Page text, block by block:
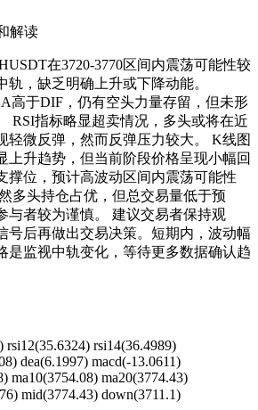
解读
在3720-3770区间内震荡可能性较
轨，缺乏明确上升或下降动能。
高于DIF，仍有空头力量存留，但未形
RSI指标略显超卖情况，多头或将在近
轻微反弹，然而反弹压力较大。 K线图
上升趋势，但当前阶段价格呈现小幅回
撑位，预计高波动区间内震荡可能性
多头持仓占优，但总交易量低于预
与者较为谨慎。 建议交易者保持观
号后再做出交易决策。短期内，波动幅
是监视中轨变化，等待更多数据确认趋
rsi12(35.6324) rsi14(36.4989)
dea(6.1997) macd(-13.0611)
ma10(3754.08) ma20(3774.43)
mid(3774.43) down(3711.1)